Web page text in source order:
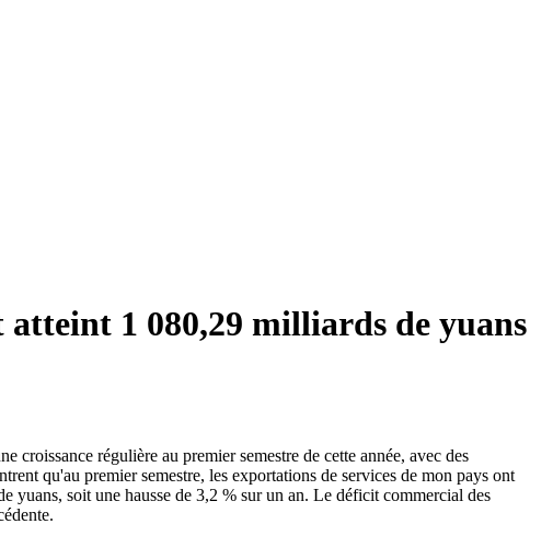
atteint 1 080,29 milliards de yuans
croissance régulière au premier semestre de cette année, avec des
qu'au premier semestre, les exportations de services de mon pays ont
yuans, soit une hausse de 3,2 % sur un an. Le déficit commercial des